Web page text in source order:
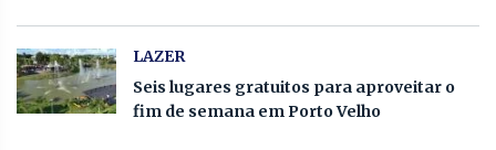
LAZER
Seis lugares gratuitos para aproveitar o
fim de semana em Porto Velho